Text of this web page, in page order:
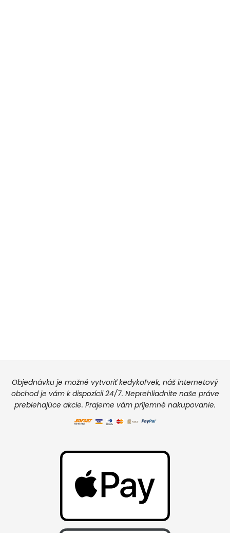
Objednávku je možné vytvoriť kedykoľvek, náš internetový
obchod je vám k dispozícii 24/7. Neprehliadnite naše práve
prebiehajúce akcie. Prajeme vám príjemné nakupovanie.